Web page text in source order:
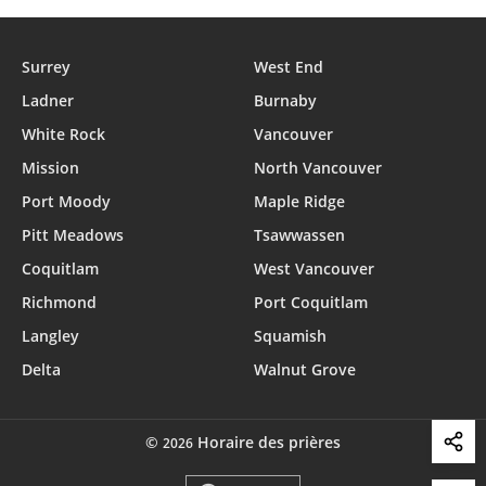
Surrey
West End
Ladner
Burnaby
White Rock
Vancouver
Mission
North Vancouver
Port Moody
Maple Ridge
Pitt Meadows
Tsawwassen
Coquitlam
West Vancouver
Richmond
Port Coquitlam
Langley
Squamish
Delta
Walnut Grove
© 2026 Horaire des prières